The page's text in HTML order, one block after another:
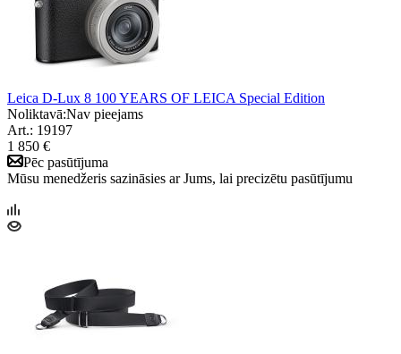
Leica D-Lux 8 100 YEARS OF LEICA Special Edition
Noliktavā:Nav pieejams
Art.: 19197
1 850 €
Pēc pasūtījuma
Mūsu menedžeris sazināsies ar Jums, lai precizētu pasūtījumu